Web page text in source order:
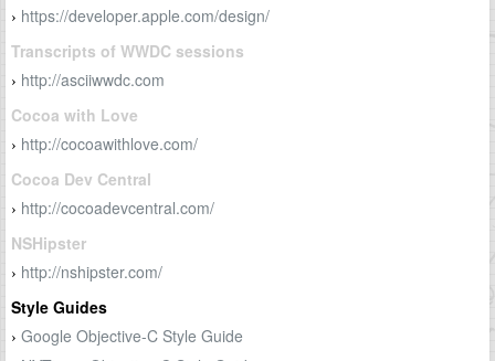
› https://developer.apple.com/design/
Transcripts of WWDC sessions
› http://asciiwwdc.com
Cocoa with Love
› http://cocoawithlove.com/
Cocoa Dev Central
› http://cocoadevcentral.com/
NSHipster
› http://nshipster.com/
Style Guides
› Google Objective-C Style Guide